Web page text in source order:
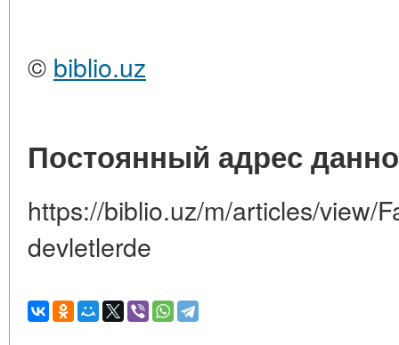
© biblio.uz
Постоянный адрес
https://biblio.uz/m/articles/view/
devletlerde